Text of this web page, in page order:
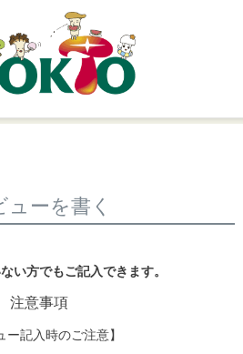
ューを書く
い方でもご記入できます。
注意事項
ー記入時のご注意】